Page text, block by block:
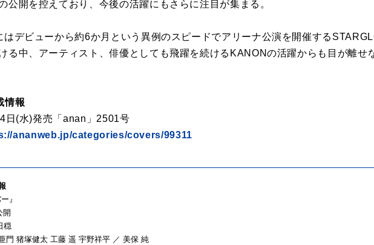
公開を控えており、今後の活躍にもさらに注目が集まる。
はデビューから約6か月という異例のスピードでアリーナ公演を開催する
る中、アーティスト、俳優としても飛躍を続けるKANONの活躍からも目が離せ
情報
日(水)発売「anan」2501号
ananweb.jp/categories/covers/99311
』
開
穏
門 猪塚健太 工藤 遥 宇野祥平 ／ 美保 純